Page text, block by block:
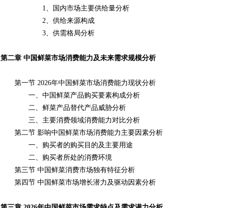
1、国内市场主要供给量分析
2、供给来源构成
3、供需格局分析
第二章 中国鲜菜市场消费能力及未来需求规模分析
第一节 2026年中国鲜菜市场消费能力现状分析
一、中国鲜菜产品购买要素构成分析
二、鲜菜产品替代产品威胁分析
三、主要消费领域消费能力对比分析
第二节 影响中国鲜菜市场消费能力主要因素分析
一、购买者的购买目的及主要用途
二、购买者所处的消费环境
第三节 中国鲜菜消费市场独有特征分析
第四节 中国鲜菜市场增长潜力及驱动因素分析